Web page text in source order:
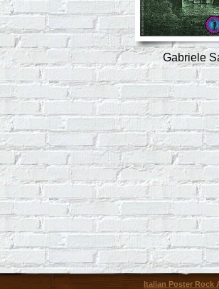
Gabriele
Italian Poster Rock